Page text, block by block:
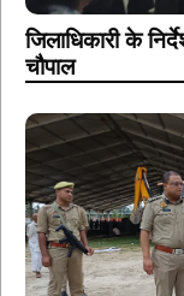
जिलाधिकारी के
चौपाल